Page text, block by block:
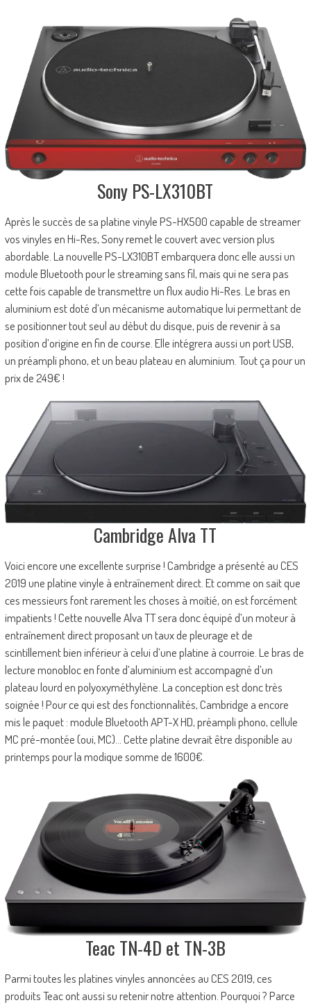
Sony PS-LX310BT
Après le succès de sa platine vinyle PS-HX500 capable de streamer
vos vinyles en Hi-Res, Sony remet le couvert avec version plus
abordable. La nouvelle PS-LX310BT embarquera donc elle aussi un
module Bluetooth pour le streaming sans fil, mais qui ne sera pas
cette fois capable de transmettre un flux audio Hi-Res. Le bras en
aluminium est doté d’un mécanisme automatique lui permettant de
se positionner tout seul au début du disque, puis de revenir à sa
position d’origine en fin de course. Elle intégrera aussi un port USB,
un préampli phono, et un beau plateau en aluminium. Tout ça pour un
prix de 249€ !
Cambridge Alva TT
Voici encore une excellente surprise ! Cambridge a présenté au CES
2019 une platine vinyle à entraînement direct. Et comme on sait que
ces messieurs font rarement les choses à moitié, on est forcément
impatients ! Cette nouvelle Alva TT sera donc équipé d’un moteur à
entraînement direct proposant un taux de pleurage et de
scintillement bien inférieur à celui d’une platine à courroie. Le bras de
lecture monobloc en fonte d’aluminium est accompagné d’un
plateau lourd en polyoxyméthylène. La conception est donc très
soignée ! Pour ce qui est des fonctionnalités, Cambridge a encore
mis le paquet : module Bluetooth APT-X HD, préampli phono, cellule
MC pré-montée (oui, MC)… Cette platine devrait être disponible au
printemps pour la modique somme de 1600€.
Teac TN-4D et TN-3B
Parmi toutes les platines vinyles annoncées au CES 2019, ces
produits Teac ont aussi su retenir notre attention. Pourquoi ? Parce